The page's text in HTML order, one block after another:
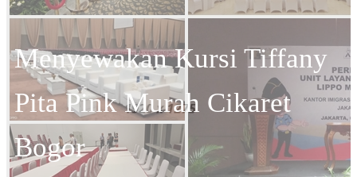
Menyewakan Kursi Tiffany
Pita Pink Murah Cikaret
Bogor